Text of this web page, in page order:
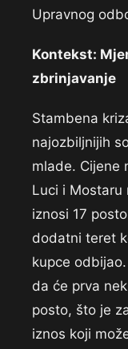
Upravnog
Kontekst:
zbrinjavanje
Stambena
najozbiljnijih
mlade. Cijene
Luci i Mostaru
iznosi 17
dodatni teret
kupce
da će prva
posto, što je
iznos koji